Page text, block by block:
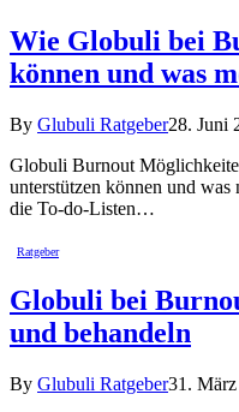
Wie Globuli bei
können und was
By Glubuli Ratgeber28. Juni
Globuli Burnout
unterstützen können und
die To-do-Listen…
Ratgeber
Globuli bei
und behandeln
By Glubuli Ratgeber31.